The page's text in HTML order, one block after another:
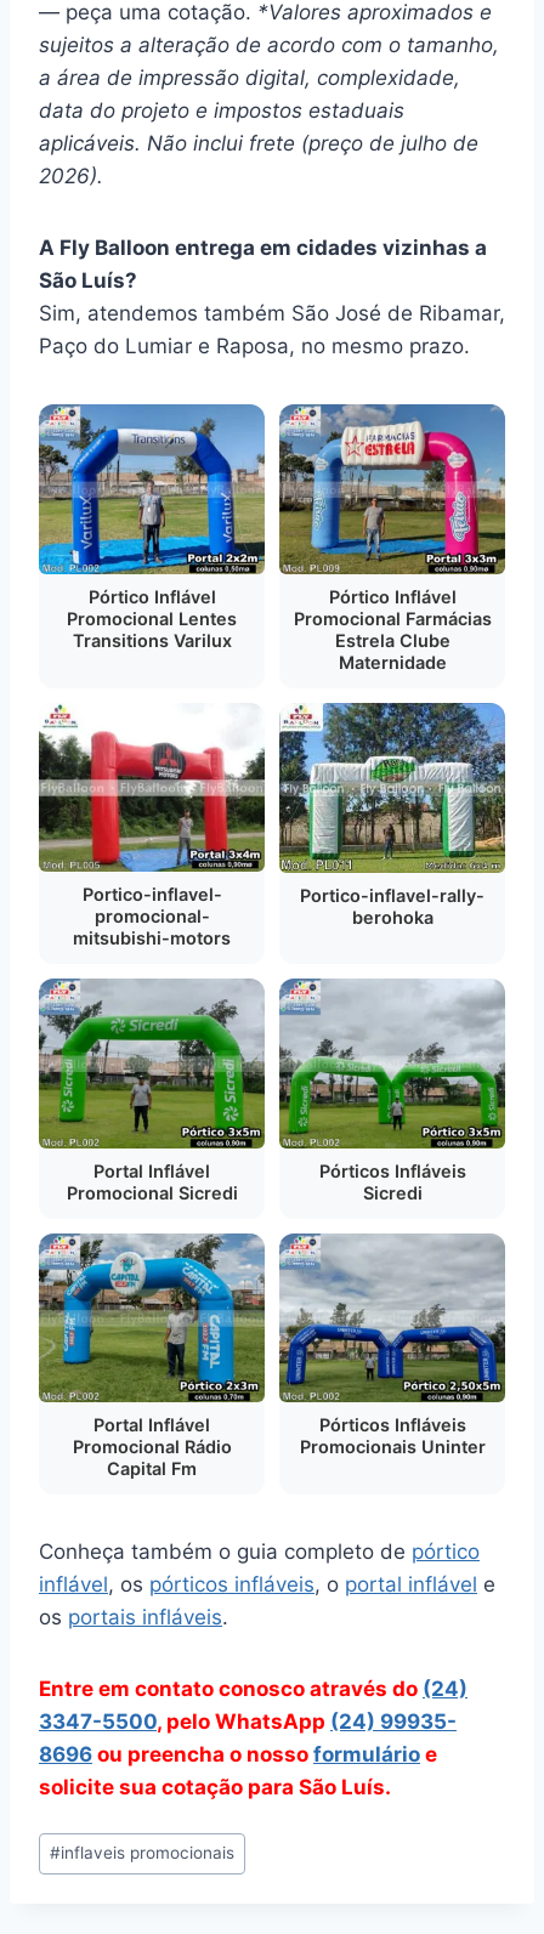
— peça uma cotação. *Valores aproximados e
sujeitos a alteração de acordo com o tamanho,
a área de impressão digital, complexidade,
data do projeto e impostos estaduais
aplicáveis. Não inclui frete (preço de julho de
2026).
A Fly Balloon entrega em cidades vizinhas a
São Luís?
Sim, atendemos também São José de Ribamar,
Paço do Lumiar e Raposa, no mesmo prazo.
Pórtico Inflável
Promocional Lentes
Transitions Varilux
Pórtico Inflável
Promocional Farmácias
Estrela Clube
Maternidade
Portico-inflavel-
promocional-
mitsubishi-motors
Portico-inflavel-rally-
berohoka
Portal Inflável
Promocional Sicredi
Pórticos Infláveis
Sicredi
Portal Inflável
Promocional Rádio
Capital Fm
Pórticos Infláveis
Promocionais Uninter
Conheça também o guia completo de pórtico
inflável, os pórticos infláveis, o portal inflável e
os portais infláveis.
Entre em contato conosco através do (24)
3347-5500, pelo WhatsApp (24) 99935-
8696 ou preencha o nosso formulário e
solicite sua cotação para São Luís.
Tags
do
#inflaveis promocionais